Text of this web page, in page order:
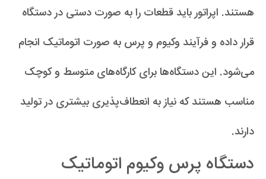
هستند. اپراتور باید قطعات را به صورت دستی در دستگاه
قرار داده و فرآیند وکیوم و پرس به صورت اتوماتیک انجام
می‌شود. این دستگاه‌ها برای کارگاه‌های متوسط و کوچک
مناسب هستند که نیاز به انعطاف‌پذیری بیشتری در تولید
دارند.
دستگاه پرس وکیوم اتوماتیک